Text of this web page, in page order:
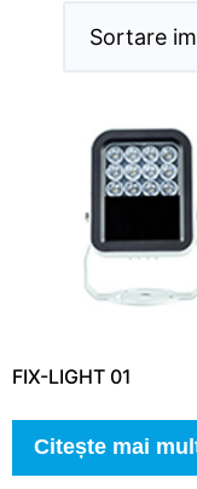
FIX-LIGHT 01
Citește mai